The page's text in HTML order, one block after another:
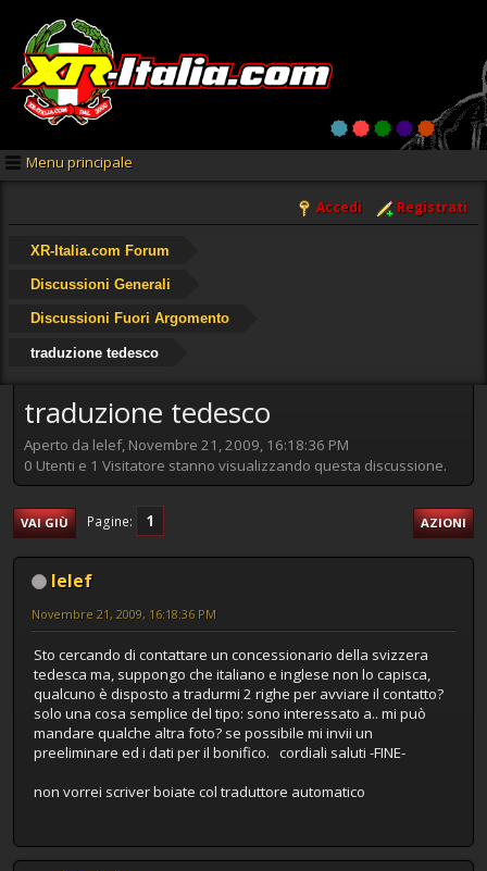
Menu principale
Accedi Registrati
XR-Italia.com Forum
Discussioni Generali
Discussioni Fuori Argomento
traduzione tedesco
traduzione tedesco
Aperto da lelef, Novembre 21, 2009, 16:18:36 PM
0 Utenti e 1 Visitatore stanno visualizzando questa discussione.
VAI GIÙ Pagine 1 AZIONI
lelef
Novembre 21, 2009, 16:18:36 PM
Sto cercando di contattare un concessionario della svizzera
tedesca ma, suppongo che italiano e inglese non lo capisca,
qualcuno è disposto a tradurmi 2 righe per avviare il contatto?
solo una cosa semplice del tipo: sono interessato a.. mi può
mandare qualche altra foto? se possibile mi invii un
preeliminare ed i dati per il bonifico. cordiali saluti -FINE-
non vorrei scriver boiate col traduttore automatico